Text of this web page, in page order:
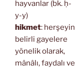
hayvanlar (bk. ḥ-
y-y)
hikmet: herşeyin
belirli gayelere
yönelik olarak,
mânâlı, faydalı ve